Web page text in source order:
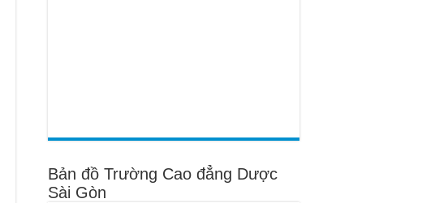
Bản đồ Trường Cao đẳng Dược
Sài Gòn